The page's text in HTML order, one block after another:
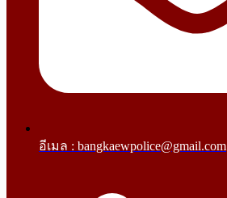
อีเมล : bangkaewpolice@gmail.com